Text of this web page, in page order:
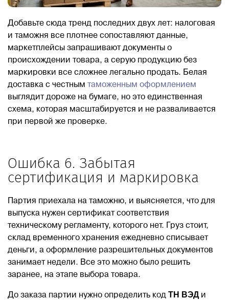
Добавьте сюда тренд последних двух лет: налоговая
и таможня все плотнее сопоставляют данные,
маркетплейсы запрашивают документы о
происхождении товара, а серую продукцию без
маркировки все сложнее легально продать. Белая
доставка с честным таможенным оформлением
выглядит дороже на бумаге, но это единственная
схема, которая масштабируется и не разваливается
при первой же проверке.
Ошибка 6. Забытая
сертификация и маркировка
Партия приехала на таможню, и выясняется, что для
выпуска нужен сертификат соответствия
техническому регламенту, которого нет. Груз стоит,
склад временного хранения ежедневно списывает
деньги, а оформление разрешительных документов
занимает недели. Все это можно было решить
заранее, на этапе выбора товара.
До заказа партии нужно определить код ТН ВЭДи